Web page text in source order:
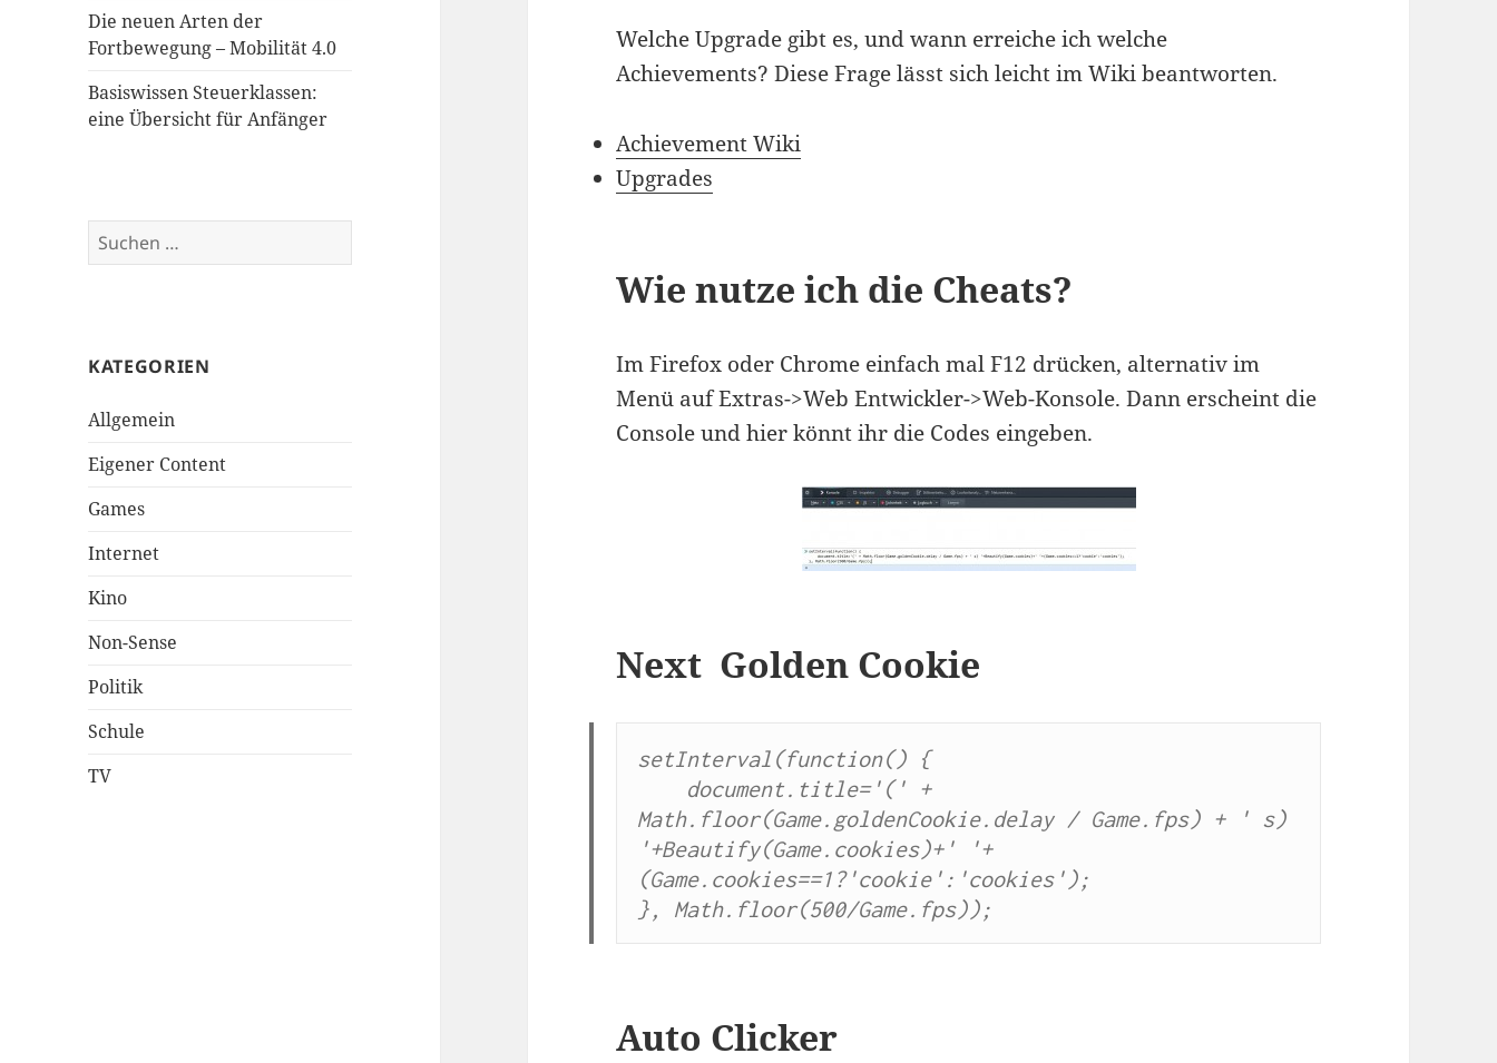
Die neuen Arten der
Fortbewegung – Mobilität 4.0
Basiswissen Steuerklassen:
eine Übersicht für Anfänger
Suchen
nach:
KATEGORIEN
Allgemein
Eigener Content
Games
Internet
Kino
Non-Sense
Politik
Schule
TV
Welche Upgrade gibt es, und wann erreiche ich welche
Achievements? Diese Frage lässt sich leicht im Wiki beantworten.
Achievement Wiki
Upgrades
Wie nutze ich die Cheats?
Im Firefox oder Chrome einfach mal F12 drücken, alternativ im
Menü auf Extras->Web Entwickler->Web-Konsole. Dann erscheint die
Console und hier könnt ihr die Codes eingeben.
Next Golden Cookie
setInterval(function() {
Math.floor(Game.goldenCookie.delay / Game.fps) + ' s)
'+Beautify(Game.cookies)+' '+
(Game.cookies==1?'cookie':'cookies');
}, Math.floor(500/Game.fps));
Auto Clicker